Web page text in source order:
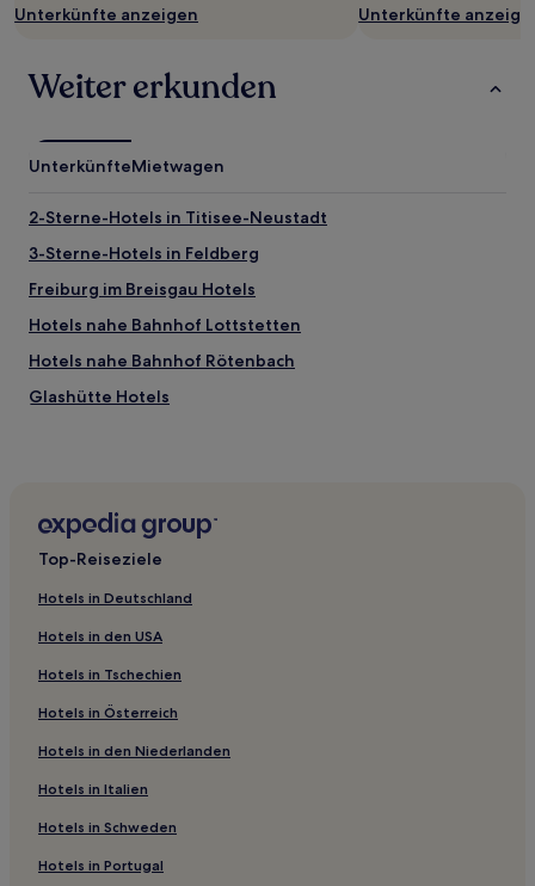
Es
Bedingungen
gelten.
Unterkünfte anzeigen Unterkünfte
Weiter erkunden
UnterkünfteMietwagen
2-Sterne-Hotels in Titisee-Neustadt
3-Sterne-Hotels in Feldberg
Freiburg im Breisgau Hotels
Hotels nahe Bahnhof Lottstetten
Hotels nahe Bahnhof Rötenbach
Glashütte Hotels
Hotels nahe Strandbad Seebrugg
Stühlingen Hotels
Hotels nahe Burg Barenfels
St. Blasien Hotels
Schluchsee Hotels
Hinterzarten Hotels
Raitenbuch Hotels
Friedenweiler Hotels
Laufenburg Hotels
Wolpadingen Hotels
Top-Reiseziele
Hotels in Deutschland
Hotels in den USA
Hotels in Tschechien
Hotels in Österreich
Hotels in den Niederlanden
Hotels in Italien
Hotels in Schweden
Hotels in Portugal